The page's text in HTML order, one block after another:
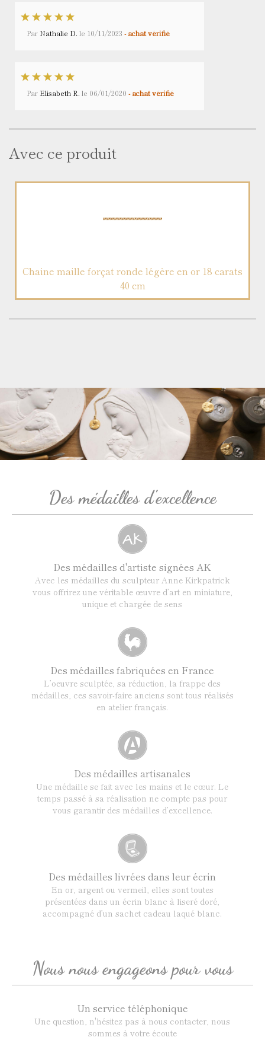
Par Nathalie D. le 10/11/2023 - achat vérifié
Par Elisabeth R. le 06/01/2020 - achat vérifié
Avec ce produit
Chaine maille forçat ronde légère en or 18 carats
40 cm
Des médailles d'excellence
Des médailles d'artiste signées AK
Avec les médailles du sculpteur Anne Kirkpatrick
vous offrirez une véritable œuvre d’art en miniature,
unique et chargée de sens
Des médailles fabriquées en France
L’oeuvre sculptée, sa réduction, la frappe des
médailles, ces savoir-faire anciens sont tous réalisés
en atelier français.
Des médailles artisanales
Une médaille se fait avec les mains et le cœur. Le
temps passé à sa réalisation ne compte pas pour
vous garantir des médailles d’excellence.
Des médailles livrées dans leur écrin
En or, argent ou vermeil, elles sont toutes
présentées dans un écrin blanc à liseré doré,
accompagné d’un sachet cadeau laqué blanc.
Nous nous engageons pour vous
Un service téléphonique
Une question, n'hésitez pas à nous contacter, nous
sommes à votre écoute